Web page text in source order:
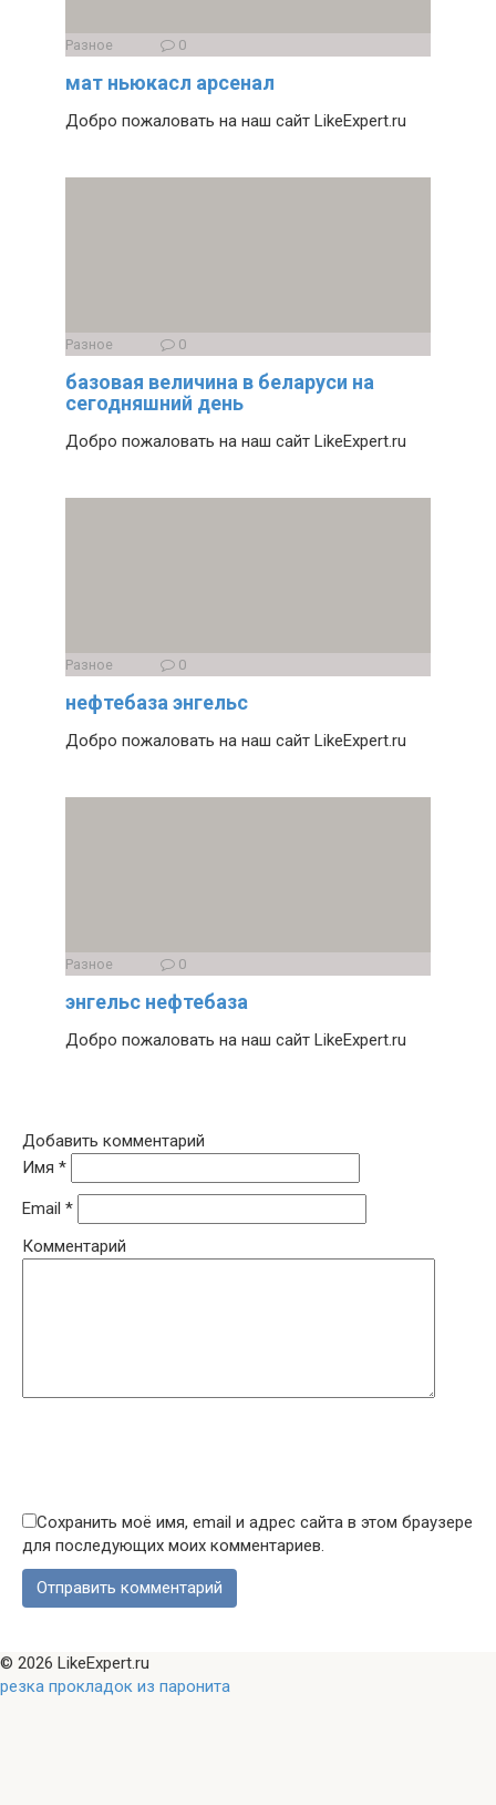
Разное 0
мат ньюкасл арсенал
Добро пожаловать на наш сайт LikeExpert.ru
Разное 0
базовая величина в беларуси на
сегодняшний день
Добро пожаловать на наш сайт LikeExpert.ru
Разное 0
нефтебаза энгельс
Добро пожаловать на наш сайт LikeExpert.ru
Разное 0
энгельс нефтебаза
Добро пожаловать на наш сайт LikeExpert.ru
Добавить комментарий
Имя *
Email *
Комментарий
Сохранить моё имя, email и адрес сайта в этом браузере
для последующих моих комментариев.
© 2026 LikeExpert.ru
резка прокладок из паронита